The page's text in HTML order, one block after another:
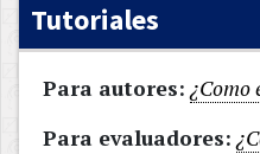
Tutoriales
Para autores:
Para evaluadores: